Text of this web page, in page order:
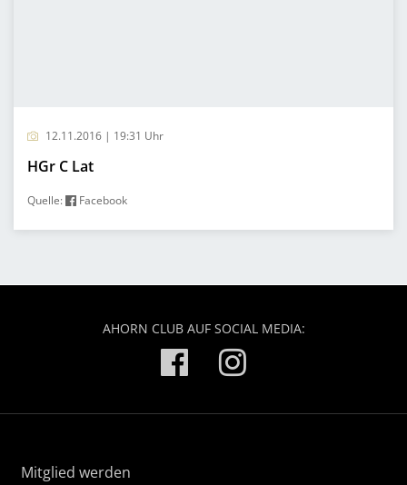
12.11.2016 | 19:31 Uhr
HGr C Lat
Quelle: Facebook
AHORN CLUB AUF SOCIAL MEDIA:
Mitglied werden